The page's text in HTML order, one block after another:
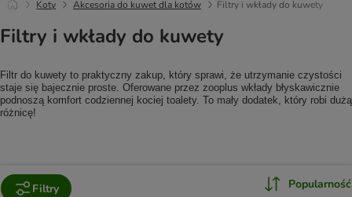
Koty Akcesoria do kuwet dla kotów Filtry i wkłady do kuwety
Filtry i wkłady do kuwety
Filtr do kuwety to praktyczny zakup, który sprawi, że utrzymanie czystości
staje się bajecznie proste. Oferowane przez zooplus wkłady błyskawicznie
podnoszą komfort codziennej kociej toalety. To mały dodatek, który robi dużą
różnicę!
Filtry Popularność